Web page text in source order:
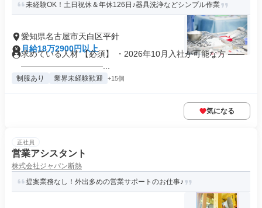
未経験OK！土日祝休＆年休126日♪器具洗浄などシンプル作業
愛知県名古屋市天白区平針
月給18万2900円以上
求めている人材 【必須】 ・2026年10月入社が可能な方 ――
――――――――――...
制服あり 業界未経験歓迎 +15個
気になる
正社員
営業アシスタント
株式会社ジャパン断熱
提案業務なし！外出多めの営業サポートのお仕事♪